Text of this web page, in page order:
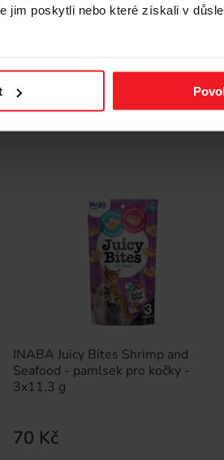
jim poskytli nebo které získali v
23 Kč
22 Kč
INABA Juicy Bites Shrimp and
Seafood - pamlsek pro kočky -
3x11,3 g
70 Kč